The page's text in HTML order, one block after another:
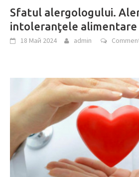
Sfatul alergologului.
intoleranţele alimentare
18 Май 2024 admin